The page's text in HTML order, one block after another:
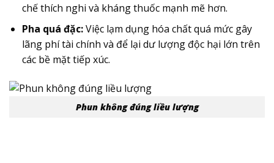
chế thích nghi và kháng thuốc mạnh mẽ hơn.
Pha quá đặc:Việc lạm dụng hóa chất quá mức gây
lãng phí tài chính và để lại dư lượng độc hại lớn trên
các bề mặt tiếp xúc.
Phun không đúng liều lượng